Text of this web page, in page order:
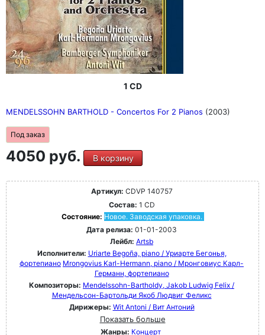
1 CD
MENDELSSOHN BARTHOLD - Concertos For 2 Pianos (2003)
Под заказ
4050 руб. В корзину
Артикул: CDVP 140757
Состав: 1 CD
Состояние: Новое. Заводская упаковка.
Дата релиза: 01-01-2003
Лейбл: Artsb
Исполнители: Uriarte Begoña, piano / Уриарте Бегонья,
фортепиано Mrongovius Karl-Hermann, piano / Мронговиус Карл-
Германн, фортепиано
Композиторы: Mendelssohn-Bartholdy, Jakob Ludwig Felix /
Мендельсон-Бартольди Якоб Людвиг Феликс
Дирижеры: Wit Antoni / Вит Антоний
Показать больше
Жанры: Концерт